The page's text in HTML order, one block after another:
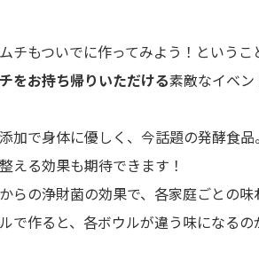
チもついでに作ってみよう！というこ
をお持ち帰りいただける素敵なイベン
加で身体に優しく、今話題の発酵食品。
える効果も期待できます！
らの浄財菌の効果で、各家庭ごとの味
で作ると、各ボウルが違う味になるの